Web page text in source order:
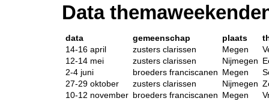
Data
data gemeenschap plaats
14-16 april
zusters clarissen Megen
12-14 mei
zusters clarissen Nijmegen
2-4 juni
broeders franciscanen Megen
27-29 oktober
zusters clarissen Nijmegen
10-12 november broeders franciscanen Megen